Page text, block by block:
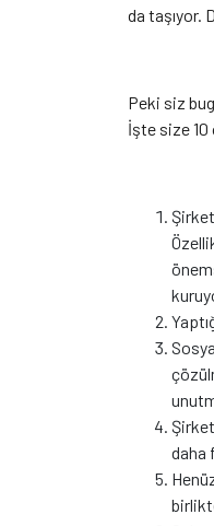
da taşıyor.
Peki siz
İşte size 10
daha